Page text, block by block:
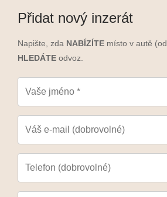
Přidat nový inzerát
Napište, zda NABÍZÍTE místo v autě
HLEDÁTE odvoz.